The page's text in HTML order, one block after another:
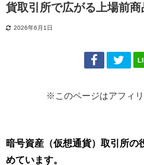
貨取引所で広がる上場前商
2026年6月1日
※このページはアフィ
暗号資産（仮想通貨）取引所の
めています。